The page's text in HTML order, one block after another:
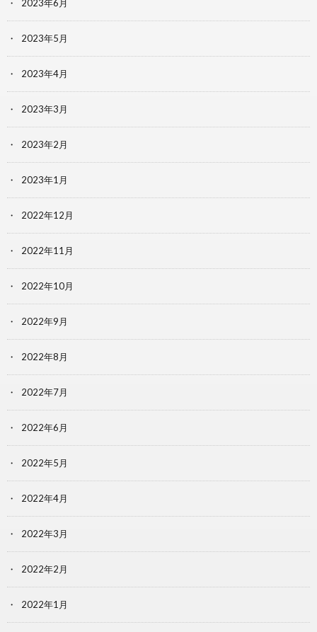
2023年6月
2023年5月
2023年4月
2023年3月
2023年2月
2023年1月
2022年12月
2022年11月
2022年10月
2022年9月
2022年8月
2022年7月
2022年6月
2022年5月
2022年4月
2022年3月
2022年2月
2022年1月